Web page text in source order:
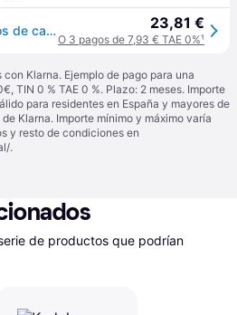
Album pequeño para fotos de camara instantanea Polaroid color negro 23,81 €
O 3 pagos de 7,93 € TAE 0%¹
Klarna. Ejemplo de pago para una
TIN 0 % TAE 0 %. Plazo: 2 meses. Importe
para residentes en España y mayores de
Klarna. Importe mínimo y máximo varía
y resto de condiciones en
.
de productos que podrían